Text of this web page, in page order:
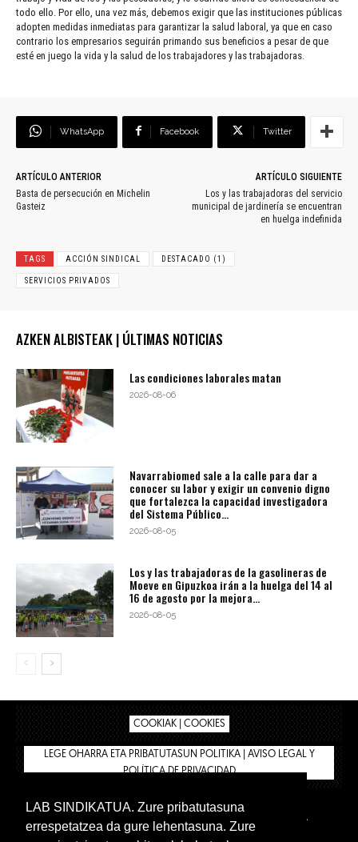
todo ello. Por ello, una vez más, debemos exigir que las instituciones públicas
adopten medidas inmediatas para garantizar la salud laboral, ya que en caso
contrario los empresarios seguirán primando sus beneficios a pesar de que
esté en juego la vida y la salud de los trabajadores y las trabajadoras.
WhatsApp Facebook Twitter
ARTÍCULO ANTERIOR
Basta de persecución en Michelin
Gasteiz
ARTÍCULO SIGUIENTE
Los y las trabajadoras del servicio
municipal de jardinería se encuentran
en huelga indefinida
TAGS ACCIÓN SINDICAL DESTACADO (1)
SERVICIOS PRIVADOS
AZKEN ALBISTEAK | ÚLTIMAS NOTICIAS
Las condiciones laborales matan
2026-08-06
Navarrabiomed sale a la calle para dar a
conocer su labor y exigir un convenio digno
que fortalezca la capacidad investigadora
del Sistema Público...
2026-08-05
Los y las trabajadoras de la gasolineras de
Moeve en Gipuzkoa irán a la huelga del 14 al
16 de agosto por la mejora...
2026-08-05
COOKIAK | COOKIES
LEGE OHARRA ETA PRIBATUTASUN POLITIKA | AVISO LEGAL Y
POLÍTICA DE PRIVACIDAD
BIZILAN.EUS
TIENDA
INTRANET 🔑
Euskera Castellano
LAB SINDIKATUA. Zure pribatutasuna
errespetatzea da gure lehentasuna. Zure